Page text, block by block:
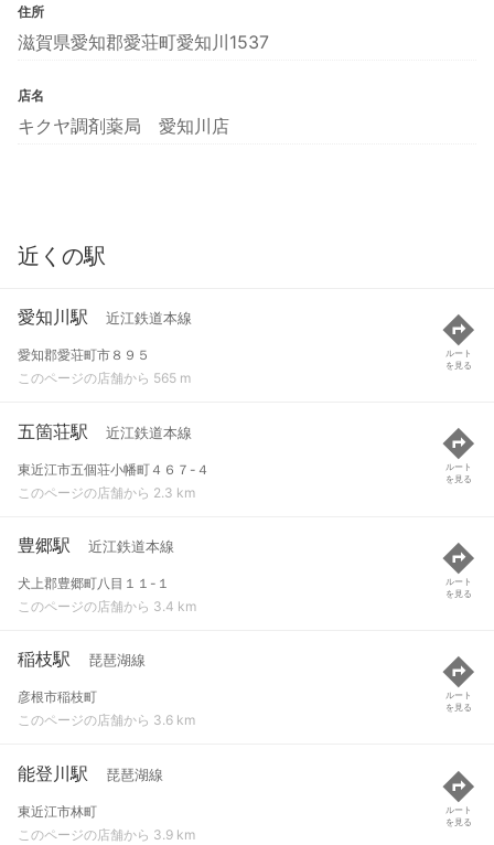
住所
滋賀県愛知郡愛荘町愛知川1537
店名
キクヤ調剤薬局 愛知川店
近くの駅
愛知川駅 近江鉄道本線
愛知郡愛荘町市８９５
このページの店舗から 565 m
ルート
を見る
五箇荘駅 近江鉄道本線
東近江市五個荘小幡町４６７-４
このページの店舗から 2.3 km
ルート
を見る
豊郷駅 近江鉄道本線
犬上郡豊郷町八目１１-１
このページの店舗から 3.4 km
ルート
を見る
稲枝駅 琵琶湖線
彦根市稲枝町
このページの店舗から 3.6 km
ルート
を見る
能登川駅 琵琶湖線
東近江市林町
このページの店舗から 3.9 km
ルート
を見る